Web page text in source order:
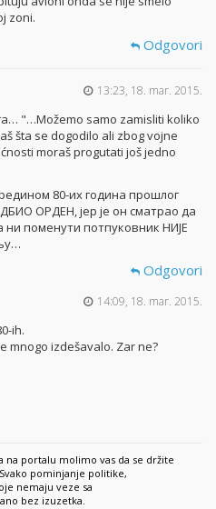
zoni.
Odgovori
13:23, 18. mar. 2015.
"…Možemo samo zamisliti koliko
šta se dogodilo ali zbog vojne
moraš progutati još jedno
80-их година прошлог
ОРДЕН, јер је он сматрао да
ни поменути потпуковник НИЈЕ
Odgovori
14:09, 18. mar. 2015.
ih.
mnogo izdešavalo. Zar ne?
portalu molimo vas da se držite
pominjanje politike,
nemaju veze sa
bez izuzetka.